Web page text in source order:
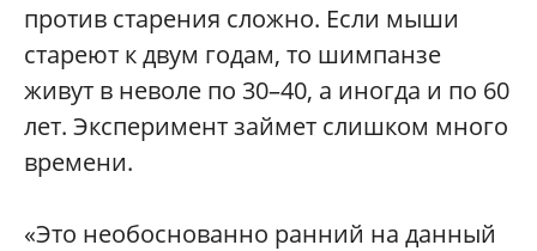
против старения сложно. Если мыши
стареют к двум годам, то шимпанзе
живут в неволе по 30–40, а иногда и по 60
лет. Эксперимент займет слишком много
времени.
«Это необоснованно ранний на данный